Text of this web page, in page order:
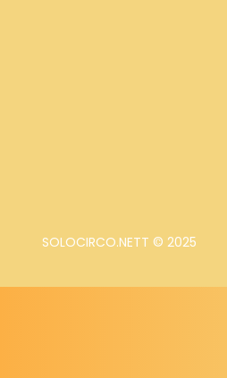
SOLOCIRCO.NETT © 2025